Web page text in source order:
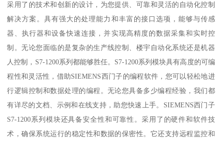
采用了的技术和创新的设计，为您提供、可靠和灵活的自动化控制
解决方案。具有强大的处理能力和丰富的接口选项，能够与传感
器、执行器和设备快速连接，并实现高精度的数据采集和实时控
制。无论您面临的是复杂的生产线控制、楼宇自动化系统还是机器
人控制，S7-1200系列都能够胜任。S7-1200系列模块具有高度的可编
程性和灵活性，借助SIEMENS西门子的编程软件，您可以轻松地进
行逻辑控制和数据处理的编程。无论您具备多少编程经验，我们都
有详尽的文档、示例和在线支持，助您快速上手。SIEMENS西门子
S7-1200系列模块还具备安全性和可靠性。采用了的硬件和软件技
术，确保系统运行的稳定性和数据的保密性。它还支持远程监控和